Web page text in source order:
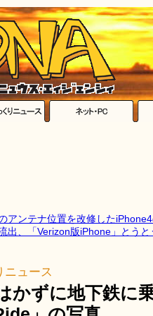
アンテナ位置を改修した
出、「Verizon版iPhone」とうと
ニュース
かずに地下鉄に